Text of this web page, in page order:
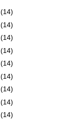
(14)
(14)
(14)
(14)
(14)
(14)
(14)
(14)
(14)